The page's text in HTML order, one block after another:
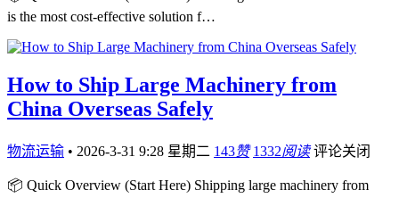
is the most cost-effective solution f…
How to Ship Large Machinery from
China Overseas Safely
物流运输 • 2026-3-31 9:28 星期二 143赞 1332阅读 评论关闭
📦 Quick Overview (Start Here) Shipping large machinery from